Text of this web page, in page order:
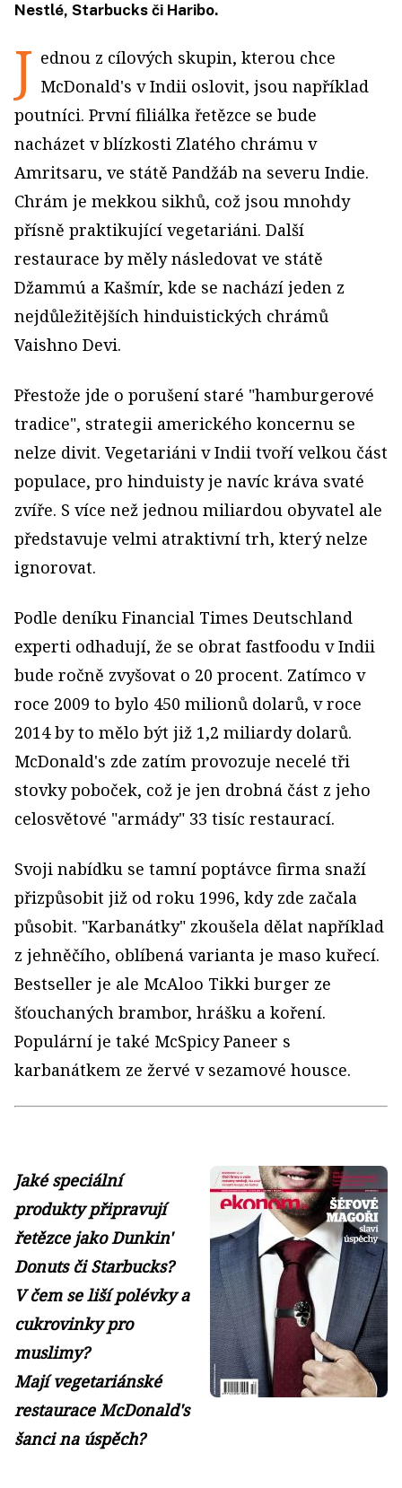
Nestlé, Starbucks či Haribo.
J ednou z cílových skupin, kterou chce
McDonald's v Indii oslovit, jsou například
poutníci. První filiálka řetězce se bude
nacházet v blízkosti Zlatého chrámu v
Amritsaru, ve státě Pandžáb na severu Indie.
Chrám je mekkou sikhů, což jsou mnohdy
přísně praktikující vegetariáni. Další
restaurace by měly následovat ve státě
Džammú a Kašmír, kde se nachází jeden z
nejdůležitějších hinduistických chrámů
Vaishno Devi.
Přestože jde o porušení staré "hamburgerové
tradice", strategii amerického koncernu se
nelze divit. Vegetariáni v Indii tvoří velkou část
populace, pro hinduisty je navíc kráva svaté
zvíře. S více než jednou miliardou obyvatel ale
představuje velmi atraktivní trh, který nelze
ignorovat.
Podle deníku Financial Times Deutschland
experti odhadují, že se obrat fastfoodu v Indii
bude ročně zvyšovat o 20 procent. Zatímco v
roce 2009 to bylo 450 milionů dolarů, v roce
2014 by to mělo být již 1,2 miliardy dolarů.
McDonald's zde zatím provozuje necelé tři
stovky poboček, což je jen drobná část z jeho
celosvětové "armády" 33 tisíc restaurací.
Svoji nabídku se tamní poptávce firma snaží
přizpůsobit již od roku 1996, kdy zde začala
působit. "Karbanátky" zkoušela dělat například
z jehněčího, oblíbená varianta je maso kuřecí.
Bestseller je ale McAloo Tikki burger ze
šťouchaných brambor, hrášku a koření.
Populární je také McSpicy Paneer s
karbanátkem ze žervé v sezamové housce.
Jaké speciální
produkty připravují
řetězce jako Dunkin'
Donuts či Starbucks?
V čem se liší polévky a
cukrovinky pro
muslimy?
Mají vegetariánské
restaurace McDonald's
šanci na úspěch?